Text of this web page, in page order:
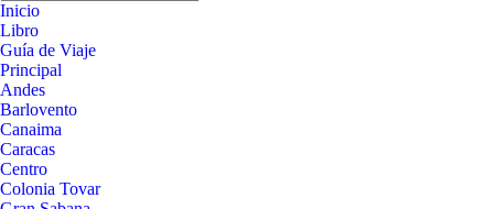
Inicio
Libro
Guía de Viaje
Principal
Andes
Barlovento
Canaima
Caracas
Centro
Colonia Tovar